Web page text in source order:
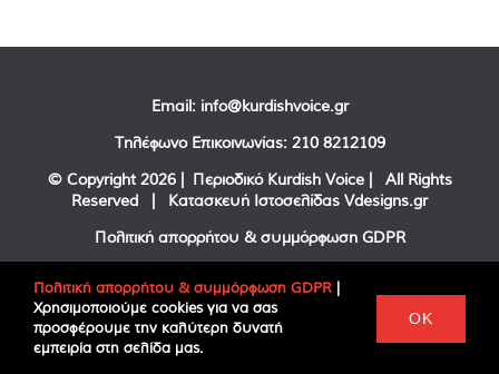
Email: info@kurdishvoice.gr
Τηλέφωνο Επικοινωνίας: 210 8212109
© Copyright 2026 | Περιοδικό Kurdish Voice | All Rights
Reserved | Κατασκευή Ιστοσελίδας Vdesigns.gr
Πολιτική απορρήτου & συμμόρφωση GDPR
FacebookTwitter
Πολιτική απορρήτου & συμμόρφωση GDPR |
Χρησιμοποιούμε cookies για να σας
προσφέρουμε την καλύτερη δυνατή
εμπειρία στη σελίδα μας.
OK